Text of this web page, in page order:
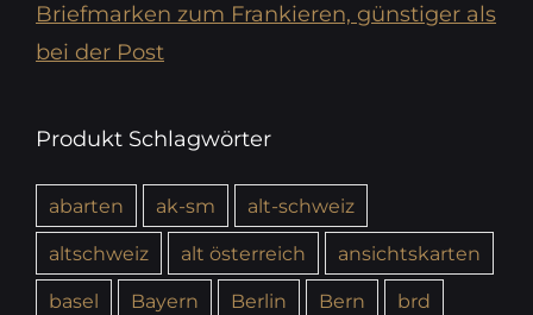
Briefmarken zum Frankieren, günstiger als
bei der Post
Produkt Schlagwörter
abarten ak-sm
alt-schweiz
altschweiz
alt österreich
ansichtskarten
basel
Bayern Berlin Bern
brd